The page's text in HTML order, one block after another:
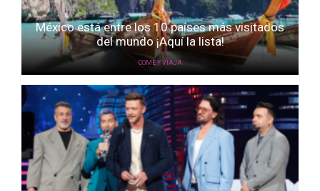
México está entre los 10 países más visitados
del mundo ¡Aquí la lista!
COME Y VIAJA